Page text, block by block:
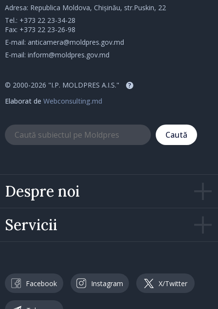
Despre noi
Servicii
Adresa: Republica Moldova, Chișinău, str.Puskin, 22
Tel.: +373 22 23-34-28
Fax: +373 22 23-26-98
E-mail: anticamera@moldpres.gov.md
E-mail: inform@moldpres.gov.md
© 2000-2026 "I.P. MOLDPRES A.I.S." ?
Elaborat de Webconsulting.md
Caută
Facebook Instagram X/Twitter